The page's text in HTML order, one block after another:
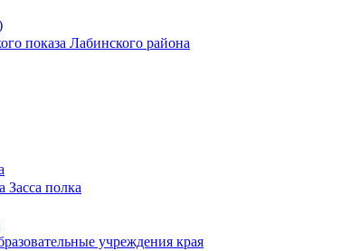
показа Лабинского района
Засса полка
учреждения края